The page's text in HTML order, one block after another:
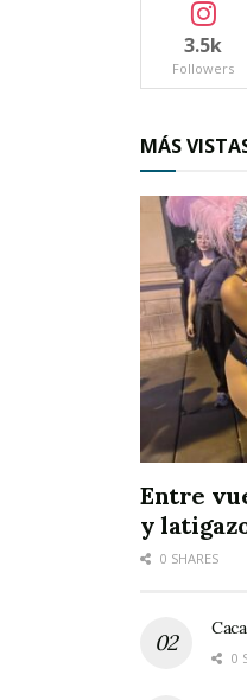
3.5k
Followers
MÁS
Entre
y
0 SHARES
0